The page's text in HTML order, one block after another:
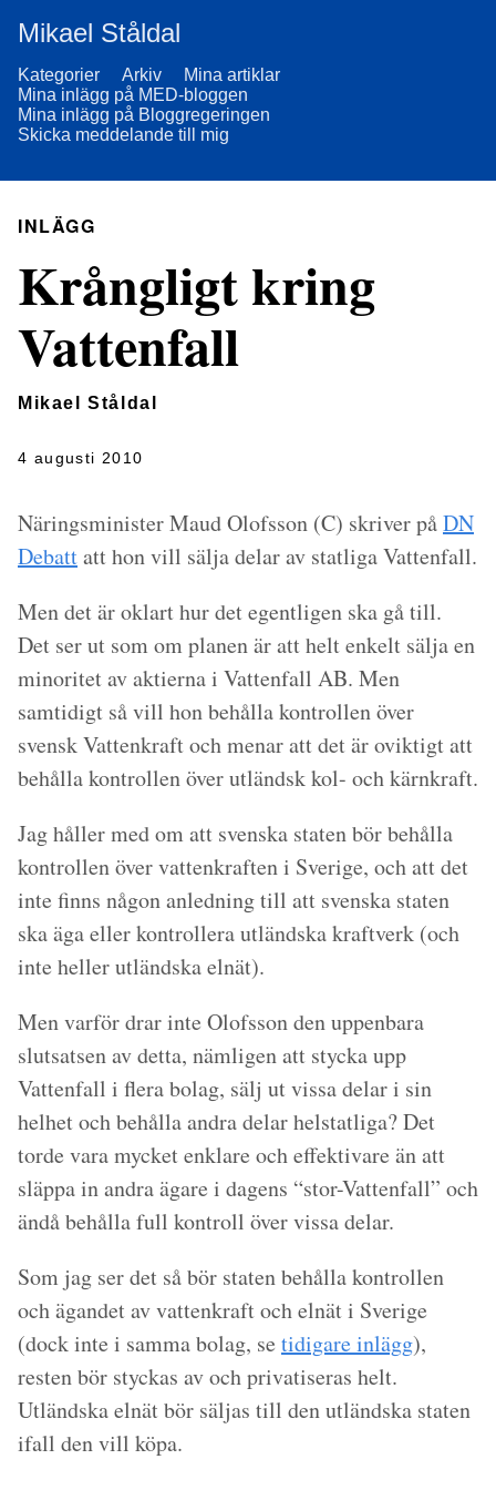
Mikael Ståldal
Kategorier Arkiv
Mina artiklar
Mina inlägg på MED-bloggen
Mina inlägg på Bloggregeringen
Skicka meddelande till mig
INLÄGG
Krångligt kring
Vattenfall
Mikael Ståldal
4 augusti 2010
Näringsminister Maud Olofsson (C) skriver påDN
Debattatt hon vill sälja delar av statliga Vattenfall.
Men det är oklart hur det egentligen ska gå till.
Det ser ut som om planen är att helt enkelt sälja en
minoritet av aktierna i Vattenfall AB. Men
samtidigt så vill hon behålla kontrollen över
svensk Vattenkraft och menar att det är oviktigt att
behålla kontrollen över utländsk kol- och kärnkraft.
Jag håller med om att svenska staten bör behålla
kontrollen över vattenkraften i Sverige, och att det
inte finns någon anledning till att svenska staten
ska äga eller kontrollera utländska kraftverk (och
inte heller utländska elnät).
Men varför drar inte Olofsson den uppenbara
slutsatsen av detta, nämligen att stycka upp
Vattenfall i flera bolag, sälj ut vissa delar i sin
helhet och behålla andra delar helstatliga? Det
torde vara mycket enklare och effektivare än att
släppa in andra ägare i dagens “stor-Vattenfall” och
ändå behålla full kontroll över vissa delar.
Som jag ser det så bör staten behålla kontrollen
och ägandet av vattenkraft och elnät i Sverige
(dock inte i samma bolag, se tidigare inlägg),
resten bör styckas av och privatiseras helt.
Utländska elnät bör säljas till den utländska staten
ifall den vill köpa.